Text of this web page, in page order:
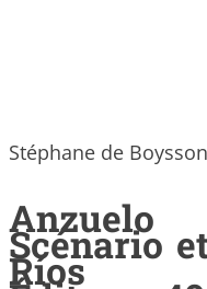
Stéphane de Boysson
Anzuelo
Scénario
Ríos